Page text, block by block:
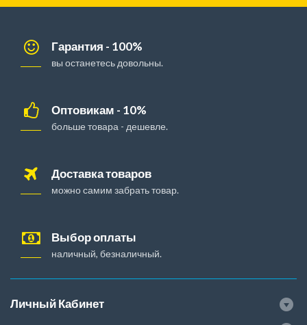
Гарантия - 100%
вы останетесь довольны.
Оптовикам - 10%
больше товара - дешевле.
Доставка товаров
можно самим забрать товар.
Выбор оплаты
наличный, безналичный.
Личный Кабинет